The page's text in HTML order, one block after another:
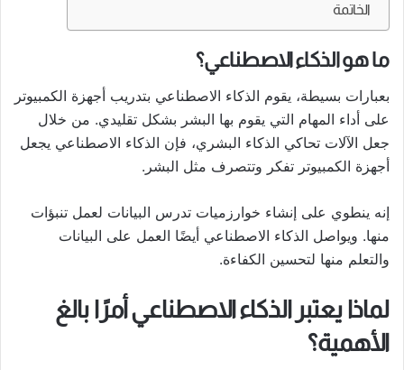
الخاتمة
ما هو الذكاء الاصطناعي؟
بعبارات بسيطة، يقوم الذكاء الاصطناعي بتدريب أجهزة الكمبيوتر
على أداء المهام التي يقوم بها البشر بشكل تقليدي. من خلال
جعل الآلات تحاكي الذكاء البشري، فإن الذكاء الاصطناعي يجعل
أجهزة الكمبيوتر تفكر وتتصرف مثل البشر.
إنه ينطوي على إنشاء خوارزميات تدرس البيانات لعمل تنبؤات
منها. ويواصل الذكاء الاصطناعي أيضًا العمل على البيانات
والتعلم منها لتحسين الكفاءة.
لماذا يعتبر الذكاء الاصطناعي أمرًا بالغ
الأهمية؟